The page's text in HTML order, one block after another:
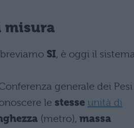
misura
SI, è oggi il
generale dei
le stesse unità di
(metro), massa